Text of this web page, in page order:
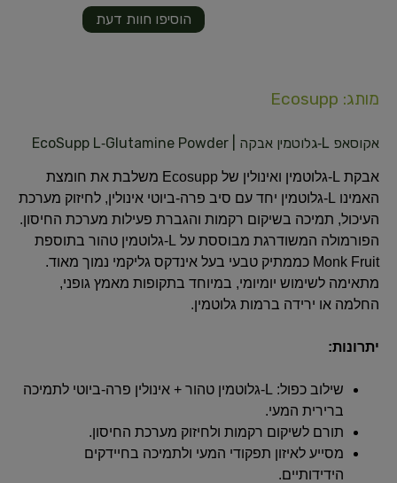
הוסיפו חוות דעת
מותג: Ecosupp
אקוסאפ L‑גלוטמין אבקה | EcoSupp L‑Glutamine Powder
אבקת L-גלוטמין ואינולין של Ecosupp משלבת את חומצת
האמינו L-גלוטמין יחד עם סיב פרה-ביוטי אינולין, לחיזוק מערכת
העיכול, תמיכה בשיקום רקמות והגברת פעילות מערכת החיסון.
הפורמולה המשודרגת מבוססת על L-גלוטמין טהור בתוספת
Monk Fruit כממתיק טבעי בעל אינדקס גליקמי נמוך מאוד.
מתאימה לשימוש יומיומי, במיוחד בתקופות מאמץ גופני,
החלמה או ירידה ברמות גלוטמין.
יתרונות:
שילוב כפול: L-גלוטמין טהור + אינולין פרה-ביוטי לתמיכה
ברירית המעי.
תורם לשיקום רקמות ולחיזוק מערכת החיסון.
מסייע לאיזון תפקודי המעי ולתמיכה בחיידקים
הידידותיים.